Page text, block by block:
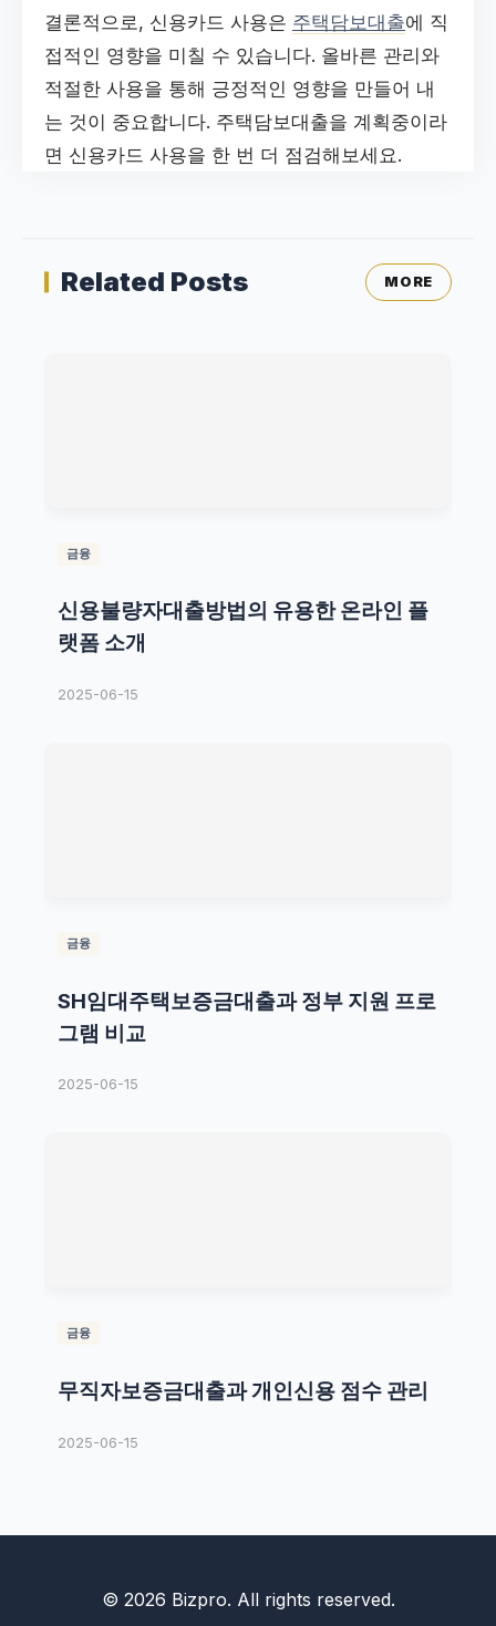
결론적으로, 신용카드 사용은 주택담보대출에 직
접적인 영향을 미칠 수 있습니다. 올바른 관리와
적절한 사용을 통해 긍정적인 영향을 만들어 내
는 것이 중요합니다. 주택담보대출을 계획중이라
면 신용카드 사용을 한 번 더 점검해보세요.
Related Posts MORE
금융
신용불량자대출방법의 유용한 온라인 플
랫폼 소개
2025-06-15
금융
SH임대주택보증금대출과 정부 지원 프로
그램 비교
2025-06-15
금융
무직자보증금대출과 개인신용 점수 관리
2025-06-15
© 2026 Bizpro. All rights reserved.